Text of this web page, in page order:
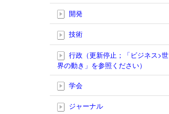
開発
技術
行政（更新停止；「ビジネス>世
界の動き」を参照ください）
学会
ジャーナル